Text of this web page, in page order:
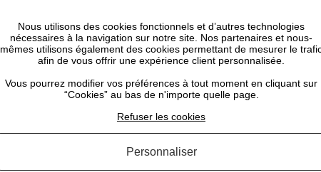
Nous utilisons des cookies fonctionnels et d’autres technologies
nécessaires à la navigation sur notre site. Nos partenaires et nous-
mêmes utilisons également des cookies permettant de mesurer le
afin de vous offrir une expérience client personnalisée.
Vous pourrez modifier vos préférences à tout moment en cliquant sur
“Cookies” au bas de n'importe quelle page.
Refuser les cookies
Personnaliser